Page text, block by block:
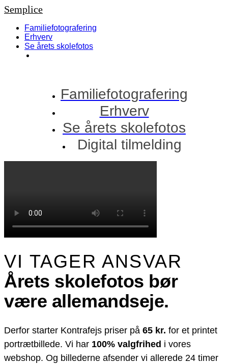
Semplice
Familiefotografering
Erhverv
Se årets skolefotos
Familiefotografering
Erhverv
Se årets skolefotos
Digital tilmelding
VI TAGER ANSVAR
Årets skolefotos bør
være allemandseje.
Derfor starter Kontrafejs priser på 65 kr. for et printet
portrætbillede. Vi har 100% valgfrihed i vores
webshop. Og billederne afsender vi allerede 24 timer